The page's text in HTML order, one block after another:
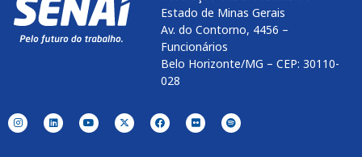
Estado de Minas Gerais
Av. do Contorno, 4456 –
Funcionários
Belo Horizonte/MG – CEP: 30110-
028